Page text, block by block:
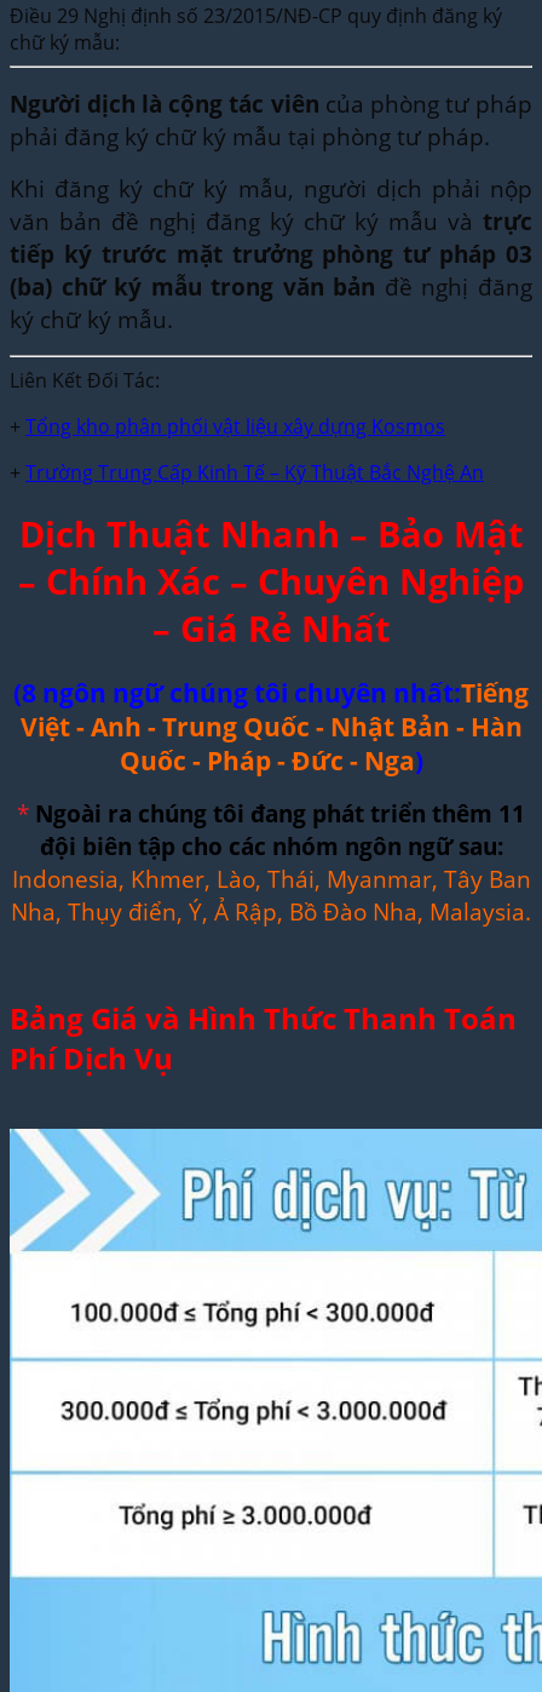
Điều 29 Nghị định số 23/2015/NĐ-CP quy định đăng ký
chữ ký mẫu:
Người dịch là cộng tác viên của phòng tư pháp
phải đăng ký chữ ký mẫu tại phòng tư pháp.
Khi đăng ký chữ ký mẫu, người dịch phải nộp
văn bản đề nghị đăng ký chữ ký mẫu và trực
tiếp ký trước mặt trưởng phòng tư pháp 03
(ba) chữ ký mẫu trong văn bản đề nghị đăng
ký chữ ký mẫu.
Liên Kết Đối Tác:
+ Tổng kho phân phối vật liệu xây dựng Kosmos
+ Trường Trung Cấp Kinh Tế – Kỹ Thuật Bắc Nghệ An
Dịch Thuật Nhanh – Bảo Mật
– Chính Xác – Chuyên Nghiệp
– Giá Rẻ Nhất
(8 ngôn ngữ chúng tôi chuyên nhất:Tiếng
Việt - Anh - Trung Quốc - Nhật Bản - Hàn
Quốc - Pháp - Đức - Nga)
* Ngoài ra chúng tôi đang phát triển thêm 11
đội biên tập cho các nhóm ngôn ngữ sau:
Indonesia, Khmer, Lào, Thái, Myanmar, Tây Ban
Nha, Thụy điển, Ý, Ả Rập, Bồ Đào Nha, Malaysia.
Bảng Giá và Hình Thức Thanh Toán
Phí Dịch Vụ